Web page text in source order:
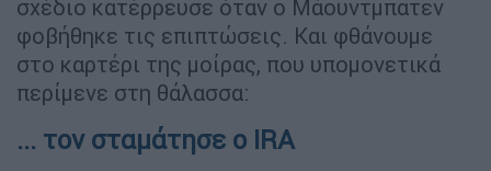
σχέδιο κατέρρευσε όταν ο Μάουντμπατεν
φοβήθηκε τις επιπτώσεις. Και φθάνουμε
στο καρτέρι της μοίρας, που υπομονετικά
περίμενε στη θάλασσα:
... τον σταμάτησε ο IRA